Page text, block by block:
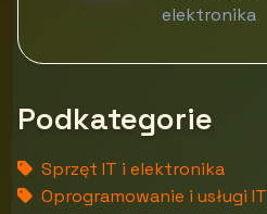
elektronika
Podkategorie
Sprzęt IT i elektronika
Oprogramowanie i usługi IT